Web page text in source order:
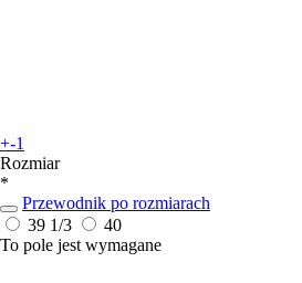
+-1
Rozmiar
*
Przewodnik po rozmiarach
39 1/3
40
To pole jest wymagane